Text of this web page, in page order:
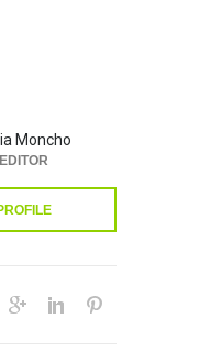
Moncho
EDITOR